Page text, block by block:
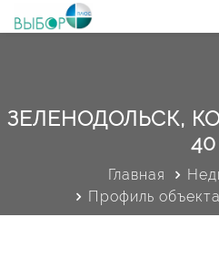
ЗЕЛЕНОДОЛЬСК,
40
Главная
Профиль